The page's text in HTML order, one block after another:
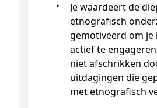
Je waardeert de diepgang van
etnografisch
gemotiveerd om
actief te
niet afschrikken
uitdagingen die
met etnografisch